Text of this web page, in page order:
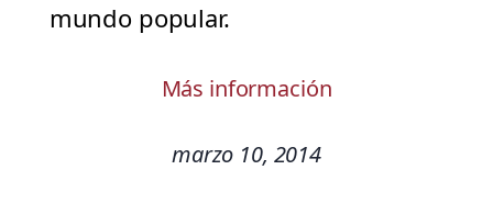
mundo popular.
Más información
marzo 10, 2014